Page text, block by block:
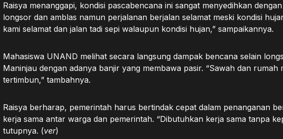
Raisya menanggapi, kondisi pascabencana ini sangat menyedihkan
longsor dan amblas namun perjalanan berjalan selamat meski kondisi
kami selamat dan jalan tadi sepi walaupun kondisi hujan,” sampaikannya.
Mahasiswa UNAND melihat secara langsung dampak bencana selain
Maninjau dengan adanya banjir yang membawa pasir. “Sawah dan rumah
tertimbun,” tambahnya.
Raisya berharap, pemerintah harus bertindak cepat dalam penanganan
kerja sama antar warga dan pemerintah. “Dibutuhkan kerja sama tanpa
tutupnya. (ver)